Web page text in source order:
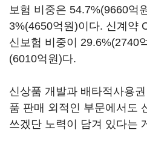
보험 비중은 54.7%(9660억
3%(4650억원)이다. 신계약
신보험 비중이 29.6%(2740
(6010억원)다.
신상품 개발과 배타적사용
품 판매 외적인 부문에서도
쓰겠단 노력이 담겨 있다는